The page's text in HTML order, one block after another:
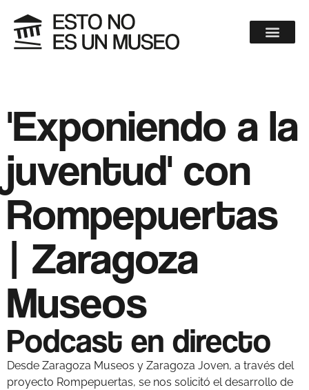
'Exponiendo a la
juventud' con
Rompepuertas
| Zaragoza
Museos
Podcast en directo
Desde Zaragoza Museos y Zaragoza Joven, a través del
proyecto Rompepuertas, se nos solicitó el desarrollo de